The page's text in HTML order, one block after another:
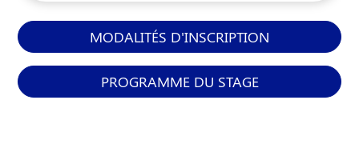
MODALITÉS D'INSCRIPTION
PROGRAMME DU STAGE